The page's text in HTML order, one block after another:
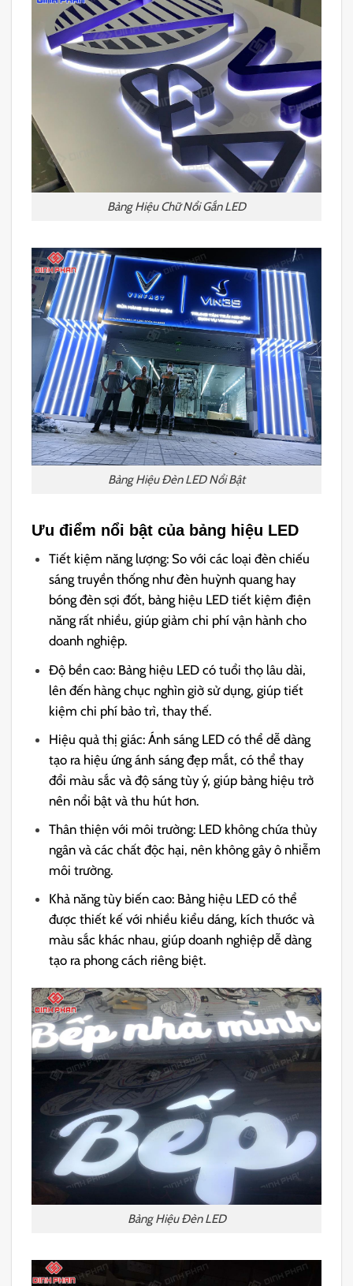
Bảng Hiệu Chữ Nổi Gắn LED
Bảng Hiệu Đèn LED Nổi Bật
Ưu điểm nổi bật của bảng hiệu LED
Tiết kiệm năng lượng: So với các loại đèn chiếu
sáng truyền thống như đèn huỳnh quang hay
bóng đèn sợi đốt, bảng hiệu LED tiết kiệm điện
năng rất nhiều, giúp giảm chi phí vận hành cho
doanh nghiệp.
Độ bền cao: Bảng hiệu LED có tuổi thọ lâu dài,
lên đến hàng chục nghìn giờ sử dụng, giúp tiết
kiệm chi phí bảo trì, thay thế.
Hiệu quả thị giác: Ánh sáng LED có thể dễ dàng
tạo ra hiệu ứng ánh sáng đẹp mắt, có thể thay
đổi màu sắc và độ sáng tùy ý, giúp bảng hiệu trở
nên nổi bật và thu hút hơn.
Thân thiện với môi trường: LED không chứa thủy
ngân và các chất độc hại, nên không gây ô nhiễm
môi trường.
Khả năng tùy biến cao: Bảng hiệu LED có thể
được thiết kế với nhiều kiểu dáng, kích thước và
màu sắc khác nhau, giúp doanh nghiệp dễ dàng
tạo ra phong cách riêng biệt.
Bảng Hiệu Đèn LED